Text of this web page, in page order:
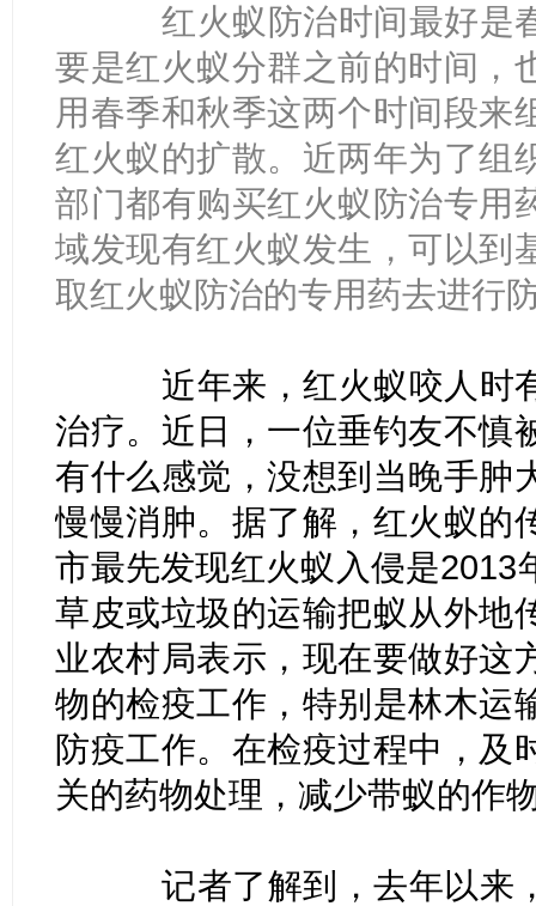
红火蚁防治时间最好是
要是红火蚁分群之前的时间，
用春季和秋季这两个时间段来
红火蚁的扩散。近两年为了组
部门都有购买红火蚁防治专用
域发现有红火蚁发生，可以到
取红火蚁防治的专用药去进行
近年来，红火蚁咬人时
治疗。近日，一位垂钓友不慎
有什么感觉，没想到当晚手肿
慢慢消肿。据了解，红火蚁的
市最先发现红火蚁入侵是2013
草皮或垃圾的运输把蚁从外地
业农村局表示，现在要做好这
物的检疫工作，特别是林木运
防疫工作。在检疫过程中，及
关的药物处理，减少带蚁的作
记者了解到，去年以来